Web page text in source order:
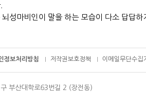
성마비인이 말을 하는 모습이 다소 답답
정보처리방침 저작권보호정책 이메일무단수집
부산대학로63번길 2 (장전동)